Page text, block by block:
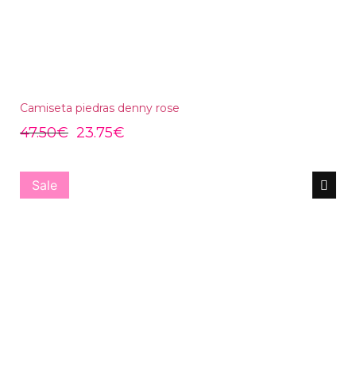
Camiseta piedras denny rose
47.50€ 23.75€
Sale